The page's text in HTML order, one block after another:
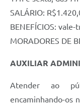
SALÁRIO:
BENEFÍCIOS:
MORADORES DE
AUXILIAR
Atender ao
encaminhando-os